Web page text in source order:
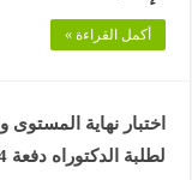
أكمل القراءة »
اختبار نهاية
لطلبة الدكتوراه دفعة 2024-2025.